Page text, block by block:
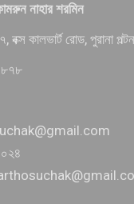
নাহার শরমিন
বক্স কালভার্ট রোড, পুরানা